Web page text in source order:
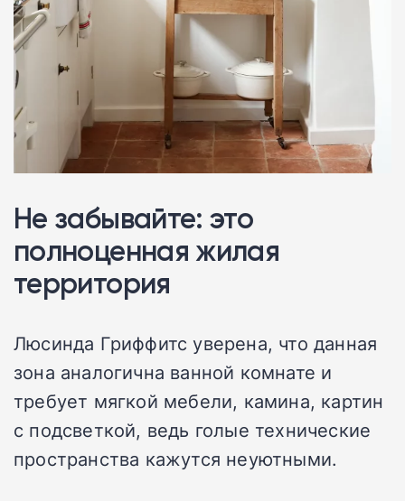
Не забывайте: это
полноценная жилая
территория
Люсинда Гриффитс уверена, что данная
зона аналогична ванной комнате и
требует мягкой мебели, камина, картин
с подсветкой, ведь голые технические
пространства кажутся неуютными.